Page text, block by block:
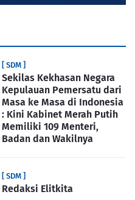
[ SDM ]
Sekilas Kekhasan Negara
Kepulauan Pemersatu dari
Masa ke Masa di Indonesia
: Kini Kabinet Merah Putih
Memiliki 109 Menteri,
Badan dan Wakilnya
[ SDM ]
Redaksi Elitkita